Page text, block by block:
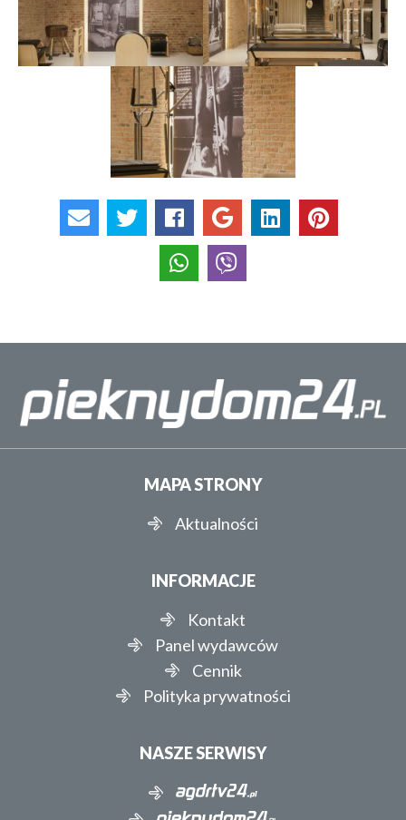
MAPA STRONY
Aktualności
INFORMACJE
Kontakt
Panel wydawców
Cennik
Polityka prywatności
NASZE SERWISY